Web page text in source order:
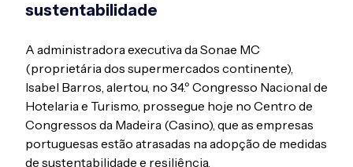
sustentabilidade
A administradora executiva da Sonae MC
(proprietária dos supermercados continente),
Isabel Barros, alertou, no 34.º Congresso Nacional de
Hotelaria e Turismo, prossegue hoje no Centro de
Congressos da Madeira (Casino), que as empresas
portuguesas estão atrasadas na adopção de medidas
de sustentabilidade e resiliência.